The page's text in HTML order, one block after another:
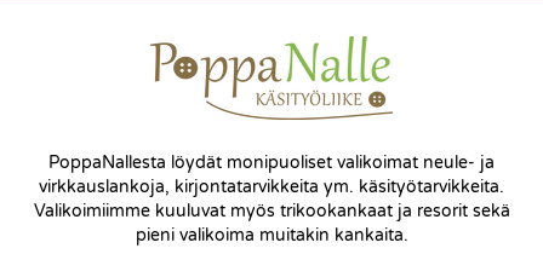
PoppaNallesta löydät monipuoliset valikoimat neule- ja
virkkauslankoja, kirjontatarvikkeita ym. käsityötarvikkeita.
Valikoimiimme kuuluvat myös trikookankaat ja resorit sekä
pieni valikoima muitakin kankaita.